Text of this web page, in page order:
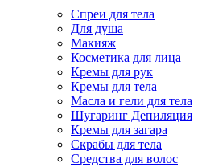
Спреи для тела
Для душа
Макияж
Косметика для лица
Кремы для рук
Кремы для тела
Масла и гели для тела
Шугаринг Депиляция
Кремы для загара
Скрабы для тела
Средства для волос